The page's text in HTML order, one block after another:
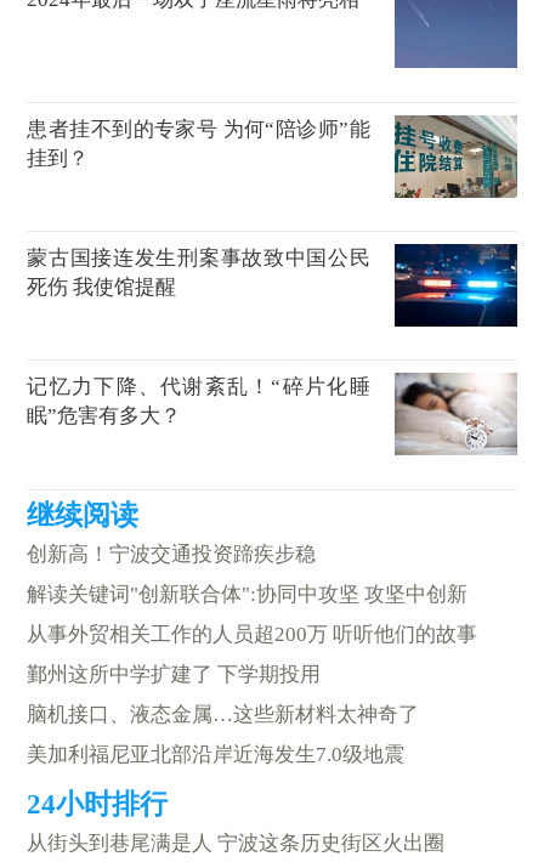
患者挂不到的专家号 为何“陪诊师”能
挂到？
蒙古国接连发生刑案事故致中国公民
死伤 我使馆提醒
记忆力下降、代谢紊乱！“碎片化睡
眠”危害有多大？
创新高！宁波交通投资蹄疾步稳
解读关键词"创新联合体":协同中攻坚 攻坚中创新
从事外贸相关工作的人员超200万 听听他们的故事
鄞州这所中学扩建了 下学期投用
脑机接口、液态金属…这些新材料太神奇了
美加利福尼亚北部沿岸近海发生7.0级地震
从街头到巷尾满是人 宁波这条历史街区火出圈